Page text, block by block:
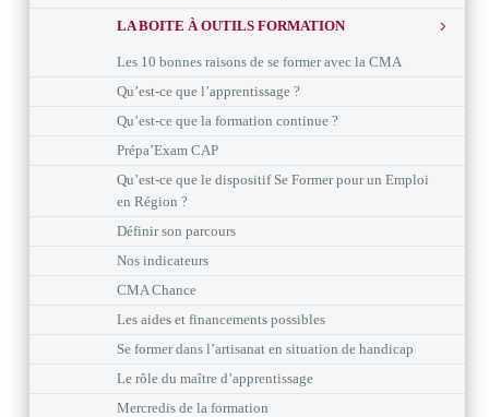
LA BOITE À OUTILS FORMATION
Les 10 bonnes raisons de se former avec la CMA
Qu’est-ce que l’apprentissage ?
Qu’est-ce que la formation continue ?
Prépa’Exam CAP
Qu’est-ce que le dispositif Se Former pour un Emploi
en Région ?
Définir son parcours
Nos indicateurs
CMA Chance
Les aides et financements possibles
Se former dans l’artisanat en situation de handicap
Le rôle du maître d’apprentissage
Mercredis de la formation